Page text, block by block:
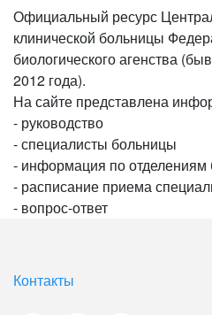
Официальный ресурс
клинической больницы
биологического агенства
2012 года).
На сайте представлена
- руководство
- специалисты больницы
- информация по отделениям
- расписание приема
- вопрос-ответ
Контакты